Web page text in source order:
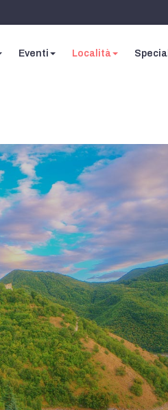
Eventi Località Special